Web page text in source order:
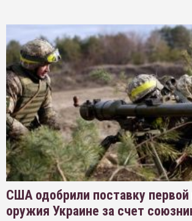
США одобрили поставку первой
оружия Украине за счет